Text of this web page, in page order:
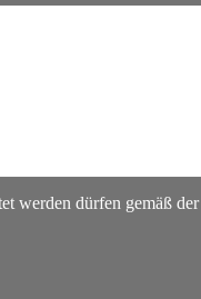
werden dürfen gemäß der